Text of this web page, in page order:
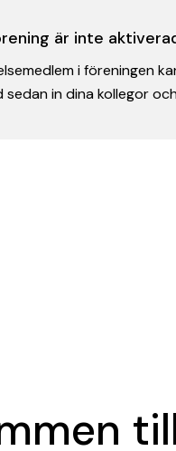
är inte
i föreningen
sedan in dina kollegor